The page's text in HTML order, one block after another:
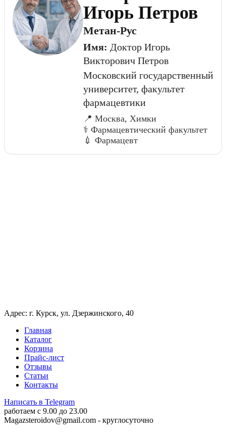
Игорь Петров
Метан-Рус
Имя: Доктор Игорь
Викторович Петров
Московский государственный
университет, факультет
фармацевтики
📍 Москва, Химки
⚕️ Фармацевтический факультет
💉 Фармацевт
Адрес: г. Курск, ул. Дзержинского, 40
Главная
Каталог
Корзина
Прайс-лист
Отзывы
Статьи
Контакты
Написать в Telegram
работаем c 9.00 до 23.00
Magazsteroidov@gmail.com - круглосуточно